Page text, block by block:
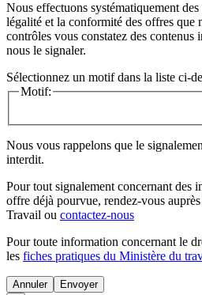
Nous effectuons systématiquement
légalité et la conformité des offres que
contrôles vous constatez des contenus
nous le signaler.
Sélectionnez un motif dans la liste ci-
Motif:
Nous vous rappelons que le
interdit.
Pour tout signalement concernant des
offre déjà pourvue, rendez-vous
Travail ou contactez-nous
Pour toute information concernant le
les fiches pratiques du Ministère du
Annuler